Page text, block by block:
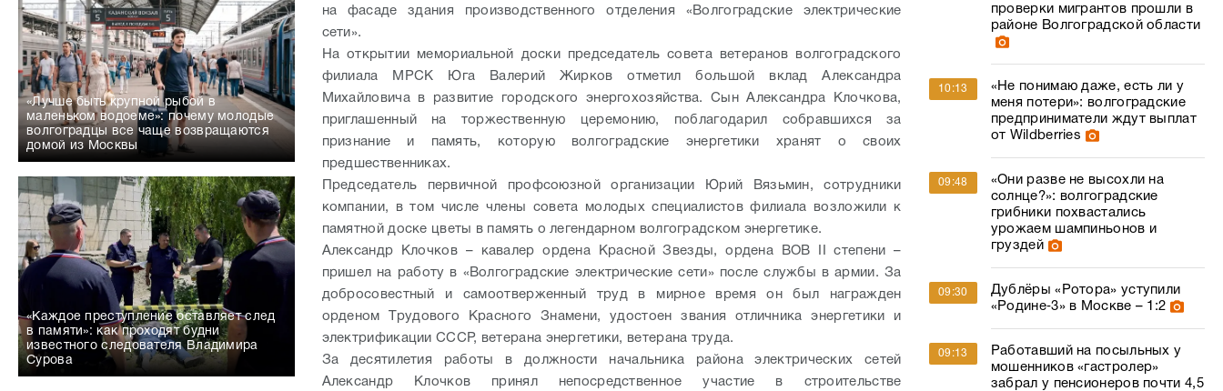
«Лучше быть крупной рыбой в
маленьком водоеме»: почему молодые
волгоградцы все чаще возвращаются
домой из Москвы
«Каждое преступление оставляет след
в памяти»: как проходят будни
известного следователя Владимира
Сурова
на фасаде здания производственного отделения «Волгоградские электрические
сети».
На открытии мемориальной доски председатель совета ветеранов волгоградского
филиала МРСК Юга Валерий Жирков отметил большой вклад Александра
Михайловича в развитие городского энергохозяйства. Сын Александра Клочкова,
приглашенный на торжественную церемонию, поблагодарил собравшихся за
признание и память, которую волгоградские энергетики хранят о своих
предшественниках.
Председатель первичной профсоюзной организации Юрий Вязьмин, сотрудники
компании, в том числе члены совета молодых специалистов филиала возложили к
памятной доске цветы в память о легендарном волгоградском энергетике.
Александр Клочков – кавалер ордена Красной Звезды, ордена ВОВ ІІ степени –
пришел на работу в «Волгоградские электрические сети» после службы в армии. За
добросовестный и самоотверженный труд в мирное время он был награжден
орденом Трудового Красного Знамени, удостоен звания отличника энергетики и
электрификации СССР, ветерана энергетики, ветерана труда.
За десятилетия работы в должности начальника района электрических сетей
Александр Клочков принял непосредственное участие в строительстве
проверки мигрантов прошли в
районе Волгоградской области
10:13
«Не понимаю даже, есть ли у
меня потери»: волгоградские
предприниматели ждут выплат
от Wildberries
09:48
«Они разве не высохли на
солнце?»: волгоградские
грибники похвастались
урожаем шампиньонов и
груздей
09:30
Дублёры «Ротора» уступили
«Родине‑3» в Москве – 1:2
09:13
Работавший на посыльных у
мошенников «гастролер»
забрал у пенсионеров почти 4,5